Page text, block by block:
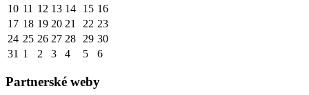
10 11 12 13 14 15 16
17 18 19 20 21 22 23
24 25 26 27 28 29 30
31 1 2 3 4 5 6
Partnerské weby